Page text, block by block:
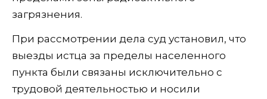
загрязнения.
При рассмотрении дела суд установил, что
выезды истца за пределы населенного
пункта были связаны исключительно с
трудовой деятельностью и носили